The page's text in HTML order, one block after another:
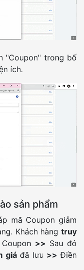
"Coupon" trong bố
ích.
sản phẩm
mã Coupon giảm
Khách hàng truy
>> Sau đó
giá đã lưu >>Điền